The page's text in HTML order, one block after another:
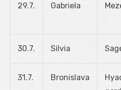
29.7. Gabriela
30.7. Silvia
31.7. Bronislava